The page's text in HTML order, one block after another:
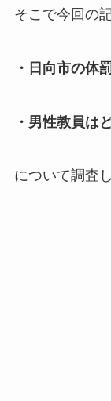
そこで今回の
・日向市の体
・男性教員は
について調査